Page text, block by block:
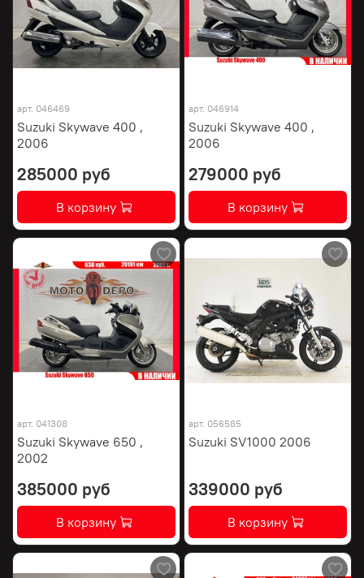
арт. 046469
Suzuki Skywave 400 ,
2006
285000 руб
В корзину
арт. 046914
Suzuki Skywave 400 ,
2006
279000 руб
В корзину
арт. 041308
Suzuki Skywave 650 ,
2002
385000 руб
В корзину
арт. 056585
Suzuki SV1000 2006
339000 руб
В корзину